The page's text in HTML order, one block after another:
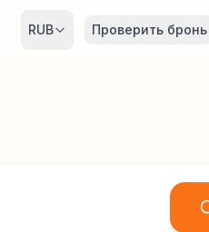
RUB Проверить бронь